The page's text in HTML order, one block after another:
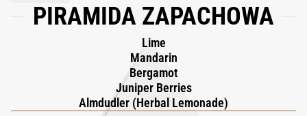
skórze miękkość oraz naturalny blask. Dermatologicznie
każdego typu skóry, Escentric 02 Body Lotion podnosi codzienną
pielęgnację do rangi luksusowego rytuału sensorycznego,
idealnie uzupełniając kultowy zapach i tworząc pełne
doświadczenie Escentric.
PIRAMIDA ZAPACHOWA
Lime
Mandarin
Bergamot
Juniper Berries
Almdudler (Herbal Lemonade)